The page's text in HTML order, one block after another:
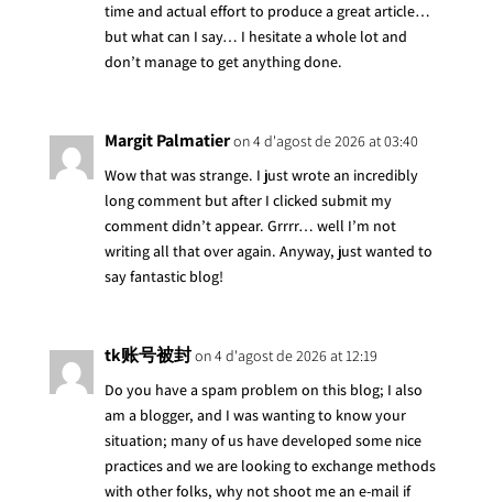
time and actual effort to produce a great article…
but what can I say… I hesitate a whole lot and
don’t manage to get anything done.
Margit Palmatieron 4 d'agost de 2026 at 03:40
Wow that was strange. I just wrote an incredibly
long comment but after I clicked submit my
comment didn’t appear. Grrrr… well I’m not
writing all that over again. Anyway, just wanted to
say fantastic blog!
tk账号被封on 4 d'agost de 2026 at 12:19
Do you have a spam problem on this blog; I also
am a blogger, and I was wanting to know your
situation; many of us have developed some nice
practices and we are looking to exchange methods
with other folks, why not shoot me an e-mail if